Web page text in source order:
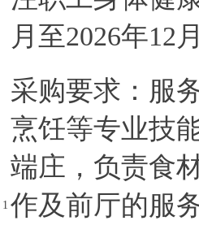
1
月至2026年12
采购要求：服
烹饪等专业技
端庄，负责食
作及前厅的服